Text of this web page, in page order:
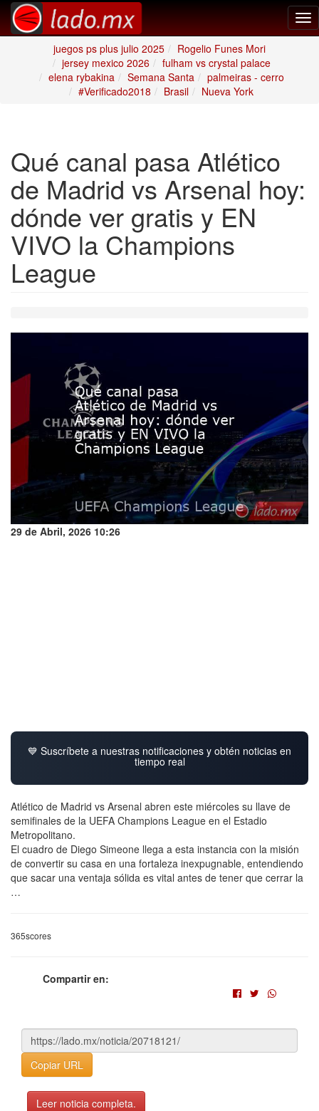
juegos ps plus julio 2025
Rogelio Funes Mori
jersey mexico 2026
fulham vs crystal palace
elena rybakina
Semana Santa
palmeiras - cerro
#Verificado2018
Brasil Nueva York
Qué canal pasa Atlético
de Madrid vs Arsenal hoy:
dónde ver gratis y EN
VIVO la Champions
League
29 de Abril, 2026 10:26
💙 Suscríbete a nuestras notificaciones y obtén noticias en
tiempo real
Atlético de Madrid vs Arsenal abren este miércoles su llave de
semifinales de la UEFA Champions League en el Estadio
Metropolitano.
El cuadro de Diego Simeone llega a esta instancia con la misión
de convertir su casa en una fortaleza inexpugnable, entendiendo
que sacar una ventaja sólida es vital antes de tener que cerrar la
…
365scores
Compartir en:
Copiar URL
Leer noticia completa.